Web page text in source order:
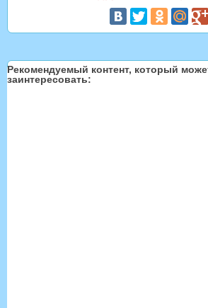
Рекомендуемый контент, который
заинтересовать: